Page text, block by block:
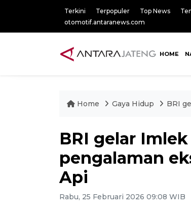
Terkini Terpopuler Top News
otomotif.antaranews.com
HOME
Home Gaya Hidup BRI
BRI gelar
pengalaman
Api
Rabu, 25 Februari 2026 09:08 WIB